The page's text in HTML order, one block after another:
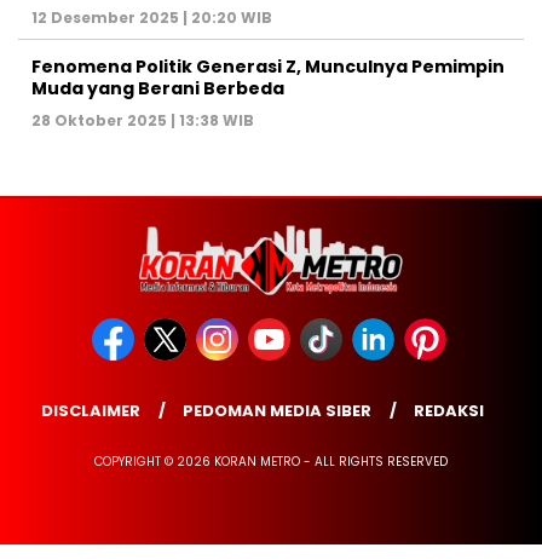
12 Desember 2025 | 20:20 WIB
Fenomena Politik Generasi Z, Munculnya Pemimpin
Muda yang Berani Berbeda
28 Oktober 2025 | 13:38 WIB
DISCLAIMER PEDOMAN MEDIA SIBER REDAKSI
COPYRIGHT © 2026 KORAN METRO - ALL RIGHTS RESERVED